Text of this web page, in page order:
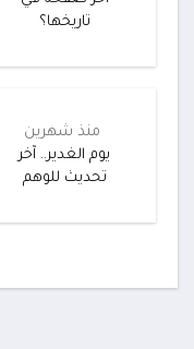
تاريخها؟
منذ شهرين
يوم الغدير.. آخر
تحديث للوهم